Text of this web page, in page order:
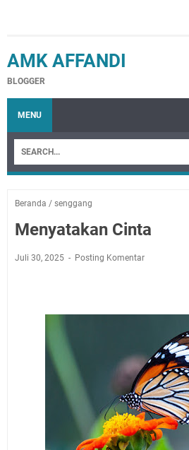
AMK AFFANDI
BLOGGER
MENU
Beranda / senggang
Menyatakan Cinta
Juli 30, 2025 Posting Komentar